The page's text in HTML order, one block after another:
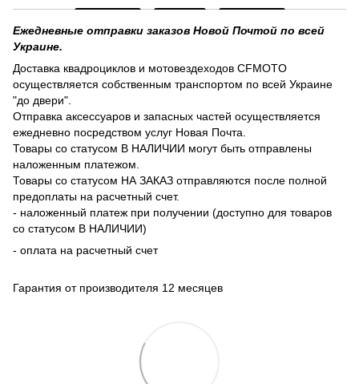
Ежедневные отправки заказов Новой Почтой по всей
Украине.
Доставка квадроциклов и мотовездеходов CFMOTO
осуществляется собственным транспортом по всей Украине
"до двери".
Отправка аксессуаров и запасных частей осуществляется
ежедневно посредством услуг Новая Почта.
Товары со статусом В НАЛИЧИИ могут быть отправлены
наложенным платежом.
Товары со статусом НА ЗАКАЗ отправляются после полной
предоплаты на расчетный счет.
- наложенный платеж при получении (доступно для товаров
со статусом В НАЛИЧИИ)
- оплата на расчетный счет
Гарантия от производителя 12 месяцев